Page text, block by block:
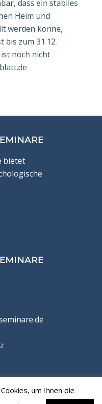
dass ein stabiles
Heim und
werden könne,
bis zum 31.12.
noch nicht
bietet
um Ihnen die